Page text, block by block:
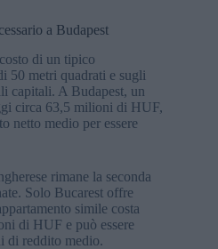
a Budapest
di un tipico
50 metri quadrati e sugli
capitali. A Budapest, un
circa 63,5 milioni di HUF,
netto medio per essere
rimane la seconda
Solo Bucarest offre
simile costa
di HUF e può essere
di reddito medio.